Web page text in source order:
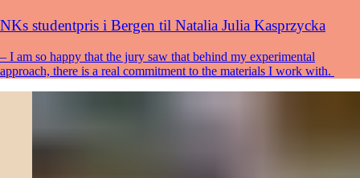
NKs studentpris i Bergen til Natalia Julia Kasprzycka
– I am so happy that the jury saw that behind my experimental
approach, there is a real commitment to the materials I work with.